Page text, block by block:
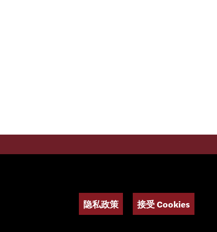
电子报
隐私政策 接受 Cookies